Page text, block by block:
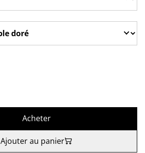
Acheter
Ajouter au panier